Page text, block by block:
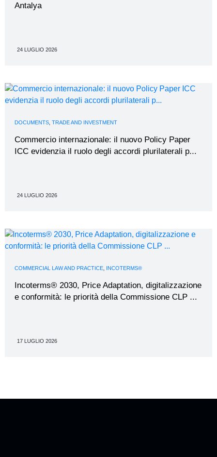
Antalya
24 LUGLIO 2026
DOCUMENTS TRADE AND INVESTMENT
Commercio internazionale: il nuovo Policy Paper
ICC evidenzia il ruolo degli accordi plurilaterali p...
24 LUGLIO 2026
COMMERCIAL LAW AND PRACTICE INCOTERMS®
Incoterms® 2030, Price Adaptation, digitalizzazione
e conformità: le priorità della Commissione CLP ...
17 LUGLIO 2026